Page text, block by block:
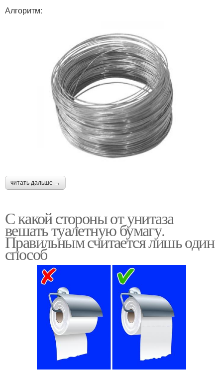
Алгоритм:
читать дальше →
С какой стороны от унитаза
вешать туалетную бумагу.
Правильным считается лишь один
способ